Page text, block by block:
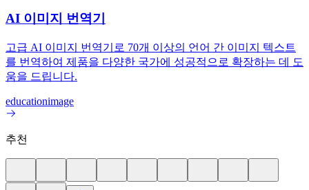
AI 이미지 번역기
고급 AI 이미지 번역기로 70개 이상의 언어 간 이미지 텍스트
를 번역하여 제품을 다양한 국가에 성공적으로 확장하는 데 도
움을 드립니다.
educationimage
추천